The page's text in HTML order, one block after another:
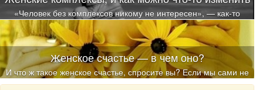
«Человек без комплексов никому не интересен», — как-то
сказала знаменитая писательница Виктория Токарева
Женское счастье — в чем оно?
И что ж такое женское счастье, спросите вы? Если мы сами не
знаем, кто тогда знает?